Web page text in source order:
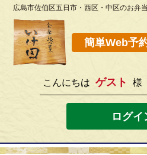
082-
[営業時間]10：
広島市佐伯区五日市・西区・中区のお弁
簡単Web予
こんにちは ゲスト 様
ログイ